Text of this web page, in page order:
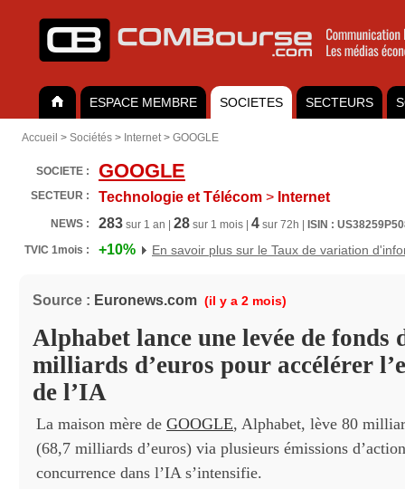
ESPACE MEMBRE SOCIETES SECTEURS
Accueil > Sociétés > Internet> GOOGLE
SOCIETE : GOOGLE
SECTEUR : Technologie et Télécom > Internet
NEWS : 283 sur 1 an | 28 sur 1 mois | 4 sur 72h |
ISIN :
TVIC 1mois :
+10% En savoir plus sur le Taux de variation
Source : Euronews.com (il y a 2 mois)
Alphabet lance une levée de fonds
milliards d’euros pour accélérer
de l’IA
La maison mère de GOOGLE, Alphabet, lève 80
(68,7 milliards d’euros) via plusieurs émissions
concurrence dans l’IA s’intensifie.